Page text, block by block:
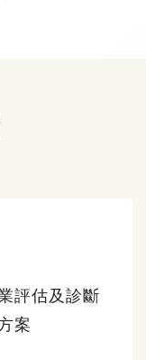
評估及診斷
案